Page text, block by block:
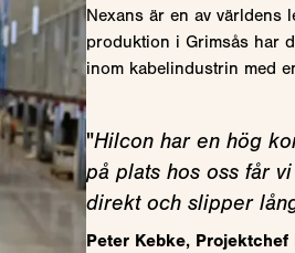
Nexans är en av världens
produktion i Grimsås har
inom kabelindustrin med
"Hilcon har en hög
på plats hos oss får
direkt och slipper
Peter Kebke, Projektchef